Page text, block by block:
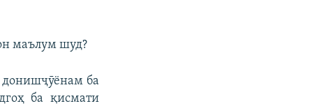
маълум шуд?
донишҷӯёнам ба
ба қисмати